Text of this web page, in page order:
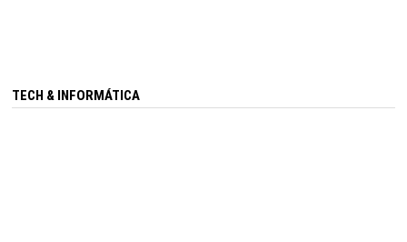
TECH & INFORMÁTICA